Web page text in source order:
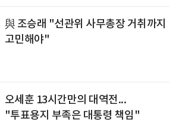
與 조승래 "선관위 사무총장 거취까지
고민해야"
오세훈 13시간만의 대역전...
"투표용지 부족은 대통령 책임"